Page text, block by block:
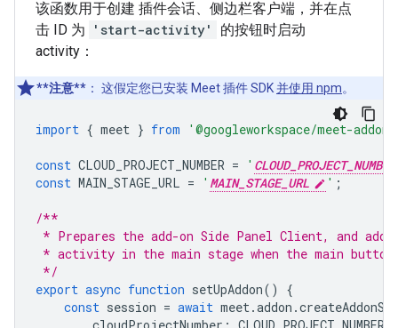
该函数用于创建 插件会话、侧边栏客户端，并在点
击 ID 为
'start-activity'
的按钮时启动
activity：
**注意** ： 这假定您已安装 Meet 插件 SDK 并使用 npm。
import { meet } from '@googleworkspace/meet-
const CLOUD_PROJECT_NUMBER = ' CLOUD_PROJECT_NUMBER
const MAIN_STAGE_URL = ' MAIN_STAGE_URL ' ;
/**
* Prepares the add-on Side Panel Client, and
* activity in the main stage when the main
*/
export async function setUpAddon()
{
const session = await meet.addon .